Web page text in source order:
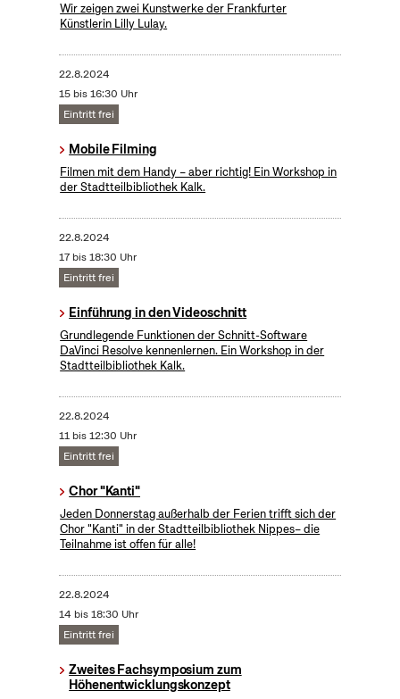
Wir zeigen zwei Kunstwerke der Frankfurter
Künstlerin Lilly Lulay.
22.8.2024
15 bis 16:30 Uhr
Eintritt frei
Mobile Filming
Filmen mit dem Handy – aber richtig! Ein Workshop in
der Stadtteilbibliothek Kalk.
22.8.2024
17 bis 18:30 Uhr
Eintritt frei
Einführung in den Videoschnitt
Grundlegende Funktionen der Schnitt-Software
DaVinci Resolve kennenlernen. Ein Workshop in der
Stadtteilbibliothek Kalk.
22.8.2024
11 bis 12:30 Uhr
Eintritt frei
Chor "Kanti"
Jeden Donnerstag außerhalb der Ferien trifft sich der
Chor "Kanti" in der Stadtteilbibliothek Nippes– die
Teilnahme ist offen für alle!
22.8.2024
14 bis 18:30 Uhr
Eintritt frei
Zweites Fachsymposium zum
Höhenentwicklungskonzept